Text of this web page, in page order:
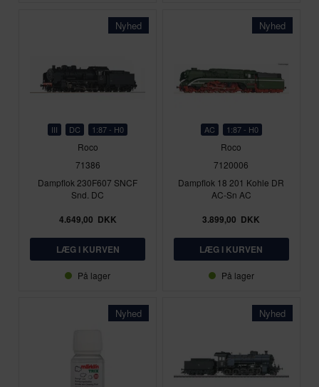
Nyhed
III DC 1:87 - H0
Roco
71386
Dampflok 230F607 SNCF
Snd. DC
4.649,00 DKK
På lager
Nyhed
AC 1:87 - H0
Roco
7120006
Dampflok 18 201 Kohle DR
AC-Sn AC
3.899,00 DKK
På lager
Nyhed Nyhed